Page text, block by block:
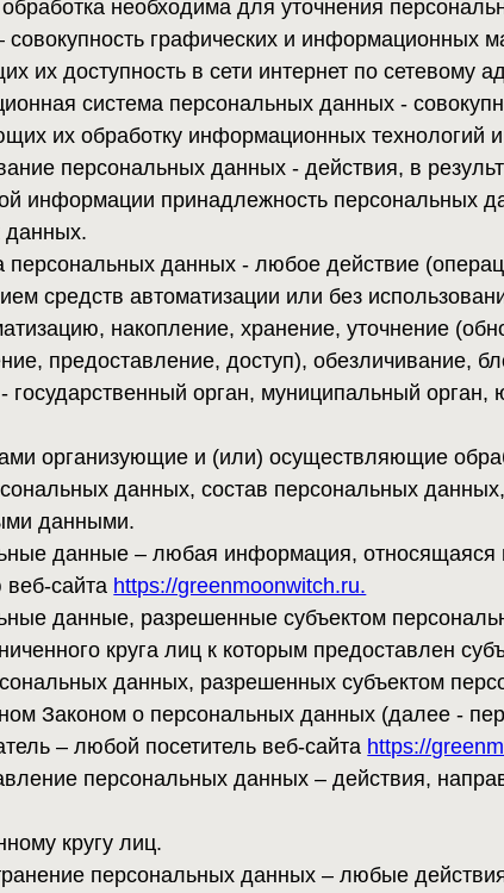
их обработку информационных технологий и
персональных данных - действия, в результате
информации принадлежность персональных данных
данных - любое действие (операция) или
средств автоматизации или без использования
накопление, хранение, уточнение
орган, муниципальный орган,
организующие и (или) осуществляющие обработку
данных, состав персональных данных,
данными.
данные – любая информация, относящаяся прямо
сайта
данные, разрешенные субъектом персональных
круга лиц к которым предоставлен субъектом
данных, разрешенных субъектом
Законом о персональных данных (далее -
– любой посетитель веб-сайтаhttps://
персональных данных – действия,
кругу лиц.
персональных данных – любые действия,
кругу лиц (передача персональных данных) или на
круга лиц, в том числе обнародование персональных
телекоммуникационных сетях или
передача персональных данных – передача
власти иностранного государства, иностранному
персональных данных – любые действия, в